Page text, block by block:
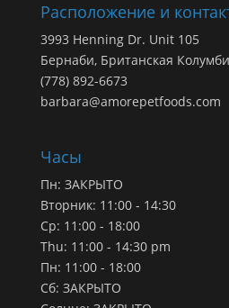
Расположение и
3993 Henning Dr. Unit 105
Бернаби, Британская
(778) 892-6673
barbara@amorepetfoods.com
Часы
Пн: ЗАКРЫТО
Вторник: 11:00 - 14:30
Ср: 11:00 - 18:00
Thu: 11:00 - 14:30 pm
Пн: 11:00 - 18:00
Сб: ЗАКРЫТО